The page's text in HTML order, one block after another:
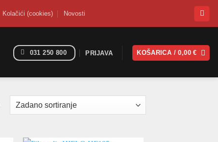
Kolačići (cookies) Novosti
031 250 800 PRIJAVA KOŠARICA /0,00€